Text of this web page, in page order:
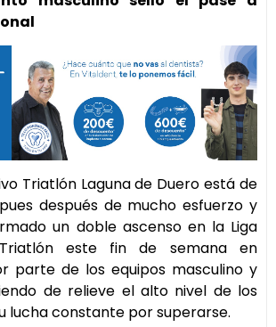
Triatlón Laguna de Duero está de
después de mucho esfuerzo y
un doble ascenso en la Liga
este fin de semana en
parte de los equipos masculino y
de relieve el alto nivel de los
lucha constante por superarse.